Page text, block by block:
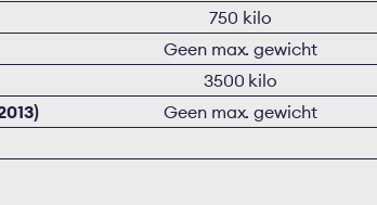
750 kilo
Geen max. gewicht
3500 kilo
Geen max. gewicht